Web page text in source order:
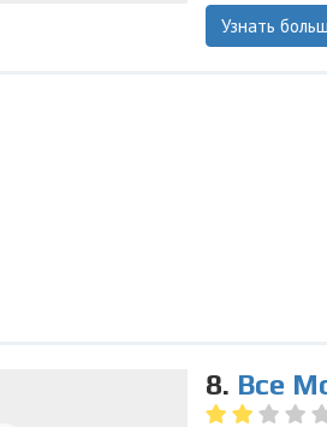
Узнать
8. Все